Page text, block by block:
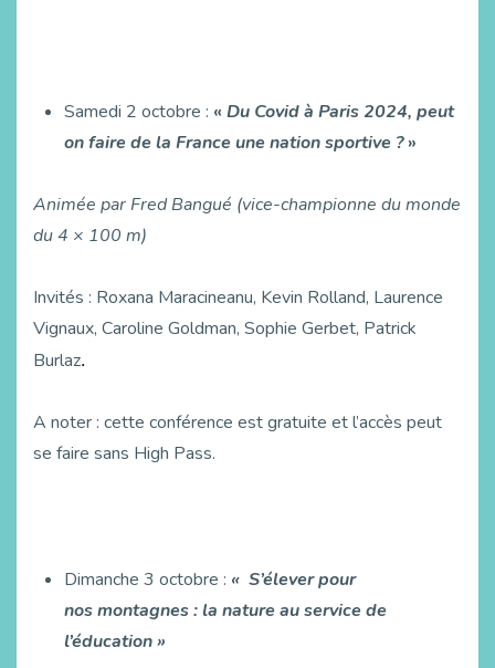
Samedi 2 octobre : « Du Covid à Paris 2024, peut
on faire de la France une nation sportive ?»
Animée par Fred Bangué (vice-championne du monde
du 4 × 100 m)
Invités : Roxana Maracineanu, Kevin Rolland, Laurence
Vignaux, Caroline Goldman, Sophie Gerbet, Patrick
Burlaz.
A noter : cette conférence est gratuite et l’accès peut
se faire sans High Pass.
Dimanche 3 octobre : « S’élever pour
nos montagnes : la nature au service de
l’éducation »